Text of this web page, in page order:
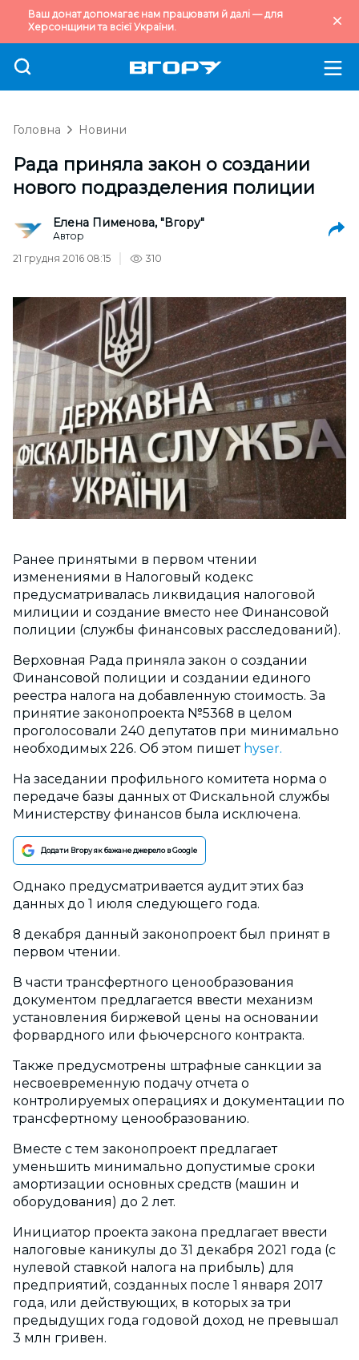
Ваш донат допомагає нам працювати й далі — для
Херсонщини та всієї України.
Головна Новини
Рада приняла закон о создании
нового подразделения полиции
Елена Пименова, "Вгору"
Автор
21 грудня 2016 08:15
310
Ранее принятыми в первом чтении
изменениями в Налоговый кодекс
предусматривалась ликвидация налоговой
милиции и создание вместо нее Финансовой
полиции (службы финансовых расследований).
Верховная Рада приняла закон о создании
Финансовой полиции и создании единого
реестра налога на добавленную стоимость. За
принятие законопроекта №5368 в целом
проголосовали 240 депутатов при минимально
необходимых 226. Об этом пишет hyser.
На заседании профильного комитета норма о
передаче базы данных от Фискальной службы
Министерству финансов была исключена.
Додати Вгору як бажане джерело в Google
Однако предусматривается аудит этих баз
данных до 1 июля следующего года.
8 декабря данный законопроект был принят в
первом чтении.
В части трансфертного ценообразования
документом предлагается ввести механизм
установления биржевой цены на основании
форвардного или фьючерсного контракта.
Также предусмотрены штрафные санкции за
несвоевременную подачу отчета о
контролируемых операциях и документации по
трансфертному ценообразованию.
Вместе с тем законопроект предлагает
уменьшить минимально допустимые сроки
амортизации основных средств (машин и
оборудования) до 2 лет.
Инициатор проекта закона предлагает ввести
налоговые каникулы до 31 декабря 2021 года (с
нулевой ставкой налога на прибыль) для
предприятий, созданных после 1 января 2017
года, или действующих, в которых за три
предыдущих года годовой доход не превышал
3 млн гривен.